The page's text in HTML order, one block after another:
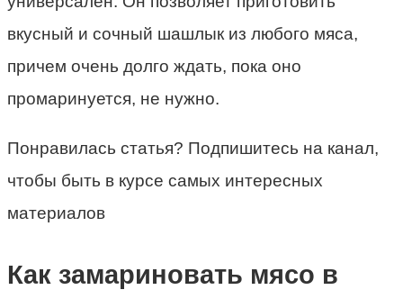
вкусный и сочный шашлык из любого мяса,
причем очень долго ждать, пока оно
промаринуется, не нужно.
Понравилась статья? Подпишитесь на канал,
чтобы быть в курсе самых интересных
материалов
Как замариновать мясо в